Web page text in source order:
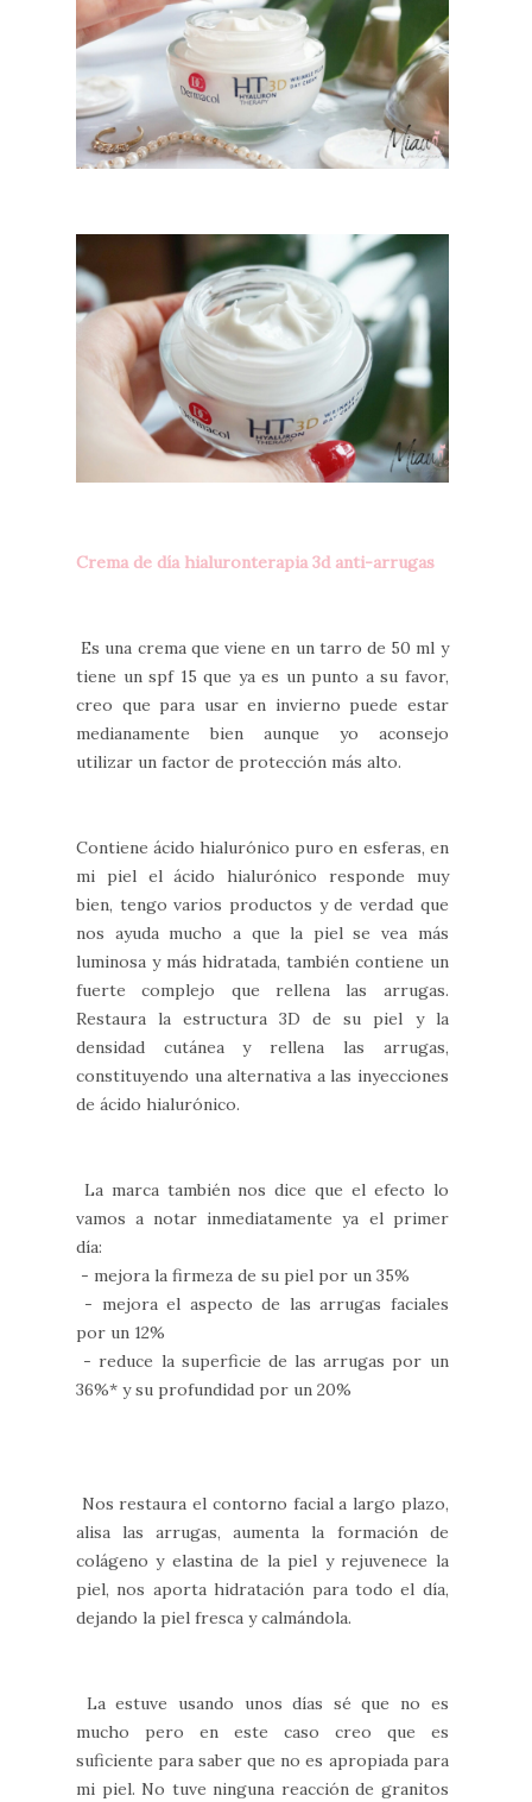
Crema de día hialuronterapia 3d anti-arrugas
Es una crema que viene en un tarro de 50 ml y
tiene un spf 15 que ya es un punto a su favor,
creo que para usar en invierno puede estar
medianamente bien aunque yo aconsejo
utilizar un factor de protección más alto.
Contiene ácido hialurónico puro en esferas, en
mi piel el ácido hialurónico responde muy
bien, tengo varios productos y de verdad que
nos ayuda mucho a que la piel se vea más
luminosa y más hidratada, también contiene un
fuerte complejo que rellena las arrugas.
Restaura la estructura 3D de su piel y la
densidad cutánea y rellena las arrugas,
constituyendo una alternativa a las inyecciones
de ácido hialurónico.
La marca también nos dice que el efecto lo
vamos a notar inmediatamente ya el primer
día:
- mejora la firmeza de su piel por un 35%
- mejora el aspecto de las arrugas faciales
por un 12%
- reduce la superficie de las arrugas por un
36%* y su profundidad por un 20%
Nos restaura el contorno facial a largo plazo,
alisa las arrugas, aumenta la formación de
colágeno y elastina de la piel y rejuvenece la
piel, nos aporta hidratación para todo el día,
dejando la piel fresca y calmándola.
La estuve usando unos días sé que no es
mucho pero en este caso creo que es
suficiente para saber que no es apropiada para
mi piel. No tuve ninguna reacción de granitos